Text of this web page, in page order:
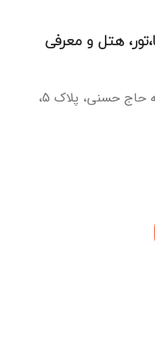
هتل و معرفی
آدرس : تهران، سهروردی شمالی، کوچه حاج حسنی، پلاک 5،